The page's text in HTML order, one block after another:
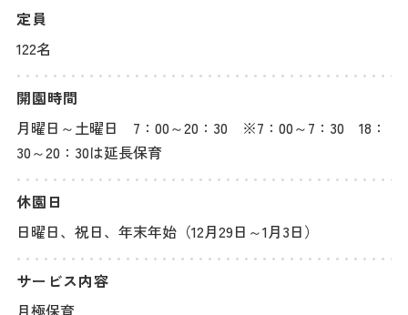
定員
122名
開園時間
月曜日～土曜日 7：00～20：30 ※7：00～7：30 18：
30～20：30は延長保育
休園日
日曜日、祝日、年末年始（12月29日～1月3日）
サービス内容
月極保育